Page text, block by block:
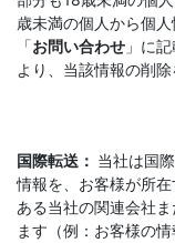
歳未満の個人から個
「お問い合わせ 」に
より、当該情報の削
国際転送： 当社は国
情報を、お客様が所
ある当社の関連会社
ます（例：お客様の